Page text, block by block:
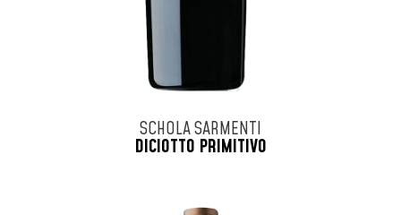
SCHOLA SARMENTI
DICIOTTO PRIMITIVO